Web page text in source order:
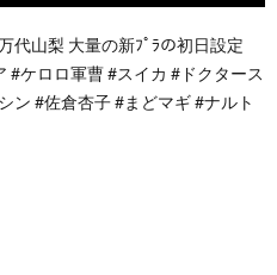
代山梨 大量の新ﾌﾟﾗの初日設定
#ケロロ軍曹 #スイカ #ドクタース
ン #佐倉杏子 #まどマギ #ナルト